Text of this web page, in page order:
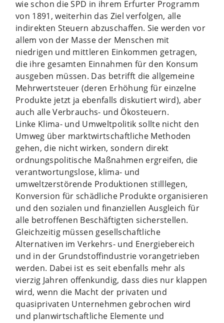
wie schon die SPD in ihrem Erfurter Programm
von 1891, weiterhin das Ziel verfolgen, alle
indirekten Steuern abzuschaffen. Sie werden vor
allem von der Masse der Menschen mit
niedrigen und mittleren Einkommen getragen,
die ihre gesamten Einnahmen für den Konsum
ausgeben müssen. Das betrifft die allgemeine
Mehrwertsteuer (deren Erhöhung für einzelne
Produkte jetzt ja ebenfalls diskutiert wird), aber
auch alle Verbrauchs- und Ökosteuern.
Linke Klima- und Umweltpolitik sollte nicht den
Umweg über marktwirtschaftliche Methoden
gehen, die nicht wirken, sondern direkt
ordnungspolitische Maßnahmen ergreifen, die
verantwortungslose, klima- und
umweltzerstörende Produktionen stilllegen,
Konversion für schädliche Produkte organisieren
und den sozialen und finanziellen Ausgleich für
alle betroffenen Beschäftigten sicherstellen.
Gleichzeitig müssen gesellschaftliche
Alternativen im Verkehrs- und Energiebereich
und in der Grundstoffindustrie vorangetrieben
werden. Dabei ist es seit ebenfalls mehr als
vierzig Jahren offenkundig, dass dies nur klappen
wird, wenn die Macht der privaten und
quasiprivaten Unternehmen gebrochen wird
und planwirtschaftliche Elemente und